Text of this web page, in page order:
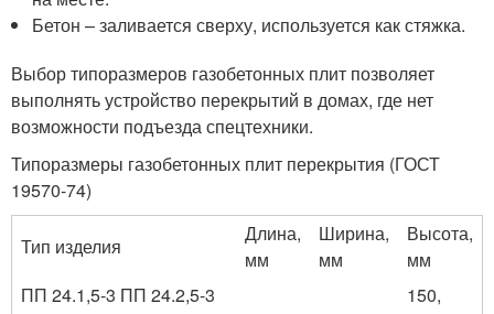
Бетон – заливается сверху, используется как стяжка.
Выбор типоразмеров газобетонных плит позволяет
выполнять устройство перекрытий в домах, где нет
возможности подъезда спецтехники.
Типоразмеры газобетонных плит перекрытия (ГОСТ
19570-74)
Тип изделия
Длина,
мм
Ширина,
мм
Высота,
мм
ПП 24.1,5-3 ПП 24.2,5-3
150,